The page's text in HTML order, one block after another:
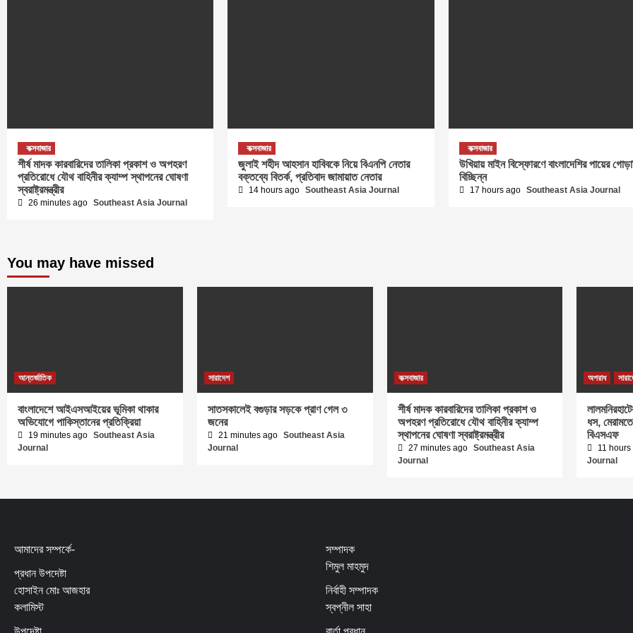
কক্সবাজার
শীর্ষ মাদক কারবারিদের তালিকা প্রকাশ ও অপহরণ
প্রতিরোধে যৌথ বাহিনীর ক্যাম্প স্থাপনের ঘোষণা
স্বরাষ্ট্রমন্ত্রীর
26 minutes ago Southeast Asia Journal
কক্সবাজার
জুলাই শহীদ আহসান হাবিবকে নিয়ে বিএনপি নেতার
বক্তব্যে বিতর্ক, প্রতিবাদ জামায়াত নেতার
14 hours ago Southeast Asia Journal
কক্সবাজার
উখিয়ায় মাইন বিস্ফোরণে বাংলাদেশির পায়ের
বিচ্ছিন্ন
17 hours ago Southeast Asia Journal
You may have missed
আন্তর্জাতিক
বাংলাদেশে আইএসআইয়ের ভূমিকা থাকার
অভিযোগে পাকিস্তানের প্রতিক্রিয়া
19 minutes ago Southeast Asia
Journal
সারাদেশ
সাতসকালেই বগুড়ার সড়কে প্রাণ গেল ৩
জনের
21 minutes ago Southeast Asia
Journal
কক্সবাজার
শীর্ষ মাদক কারবারিদের তালিকা প্রকাশ ও
অপহরণ প্রতিরোধে যৌথ বাহিনীর ক্যাম্প
স্থাপনের ঘোষণা স্বরাষ্ট্রমন্ত্রীর
27 minutes ago Southeast Asia
Journal
অপরাধ
ধস,
বিএসএফ
11
Journal
আমাদের সম্পর্কে-
প্রধান উপদেষ্টা
হোসাইন মোঃ আজহার
কলামিস্ট
সম্পাদক
শিমুল মাহমুদ
নির্বাহী সম্পাদক
স্বপ্নীল সাহা